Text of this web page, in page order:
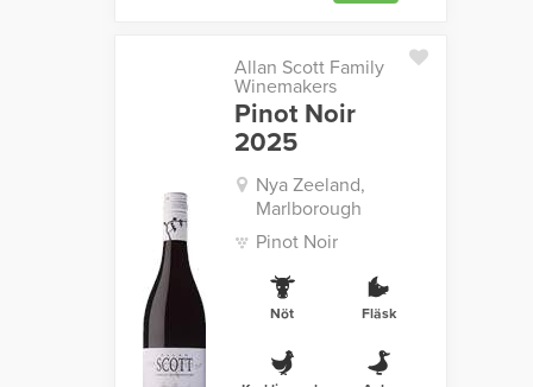
Allan Scott Family
Winemakers
Pinot Noir
2025
Nya Zeeland,
Marlborough
Pinot Noir
Nöt Fläsk